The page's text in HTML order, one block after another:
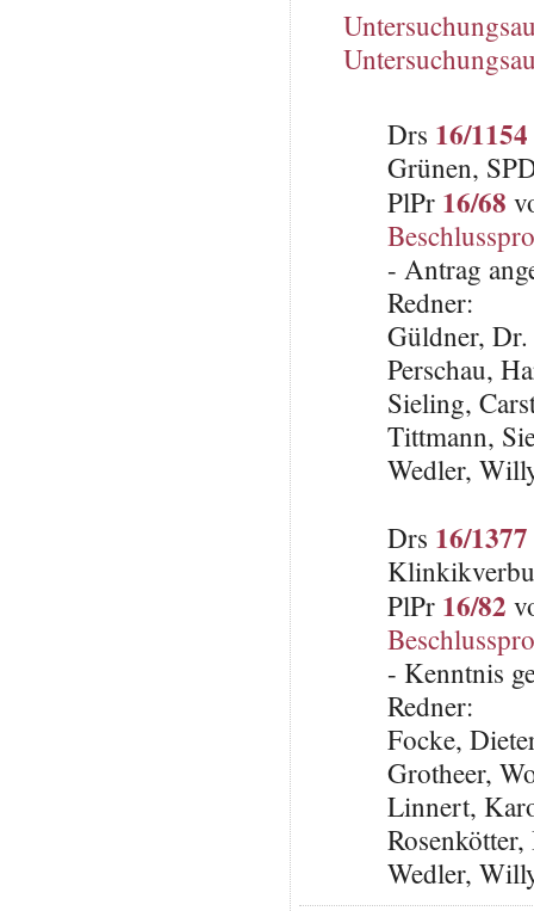
Drs 16/1154
Grünen,
PlPr 16/68
- Antrag
Redner:
Güldner,
Perschau,
Sieling,
Tittmann,
Wedler,
Drs 16/1377
PlPr 16/82
- Kenntnis
Redner:
Focke,
Grotheer,
Linnert,
Wedler,